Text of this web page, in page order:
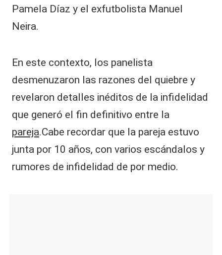
Pamela Díaz y el exfutbolista Manuel
Neira.
En este contexto, los panelista
desmenuzaron las razones del quiebre y
revelaron detalles inéditos de la infidelidad
que generó el fin definitivo entre la
pareja.Cabe recordar que la pareja estuvo
junta por 10 años, con varios escándalos y
rumores de infidelidad de por medio.